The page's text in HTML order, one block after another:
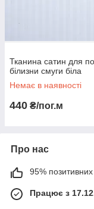
Тканина сатин для
білизни смуги біла
Немає в наявності
440 ₴/пог.м
Про нас
95% позитивних
Працює з